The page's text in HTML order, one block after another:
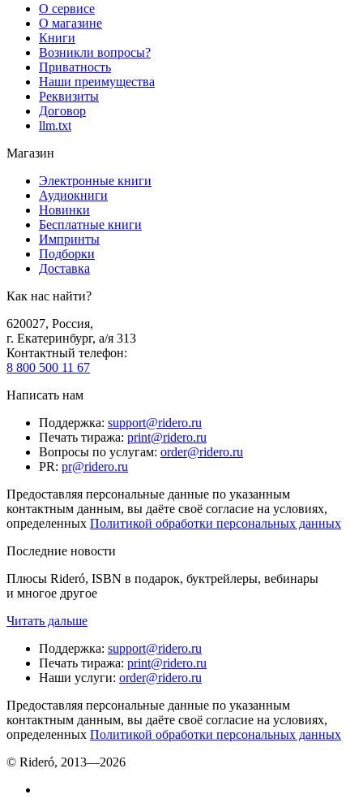
О сервисе
О магазине
Книги
Возникли вопросы?
Приватность
Наши преимущества
Реквизиты
Договор
llm.txt
Магазин
Электронные книги
Аудиокниги
Новинки
Бесплатные книги
Импринты
Подборки
Доставка
Как нас найти?
620027, Россия,
г. Екатеринбург, а/я 313
Контактный телефон:
8 800 500 11 67
Написать нам
Поддержка: support@ridero.ru
Печать тиража: print@ridero.ru
Вопросы по услугам: order@ridero.ru
PR: pr@ridero.ru
Предоставляя персональные данные по указанным
контактным данным, вы даёте своё согласие на условиях,
определенных Политикой обработки персональных данных
Последние новости
Плюсы Rideró, ISBN в подарок, буктрейлеры, вебинары
и многое другое
Читать дальше
Поддержка: support@ridero.ru
Печать тиража: print@ridero.ru
Наши услуги: order@ridero.ru
Предоставляя персональные данные по указанным
контактным данным, вы даёте своё согласие на условиях,
определенных Политикой обработки персональных данных
© Rideró, 2013—2026